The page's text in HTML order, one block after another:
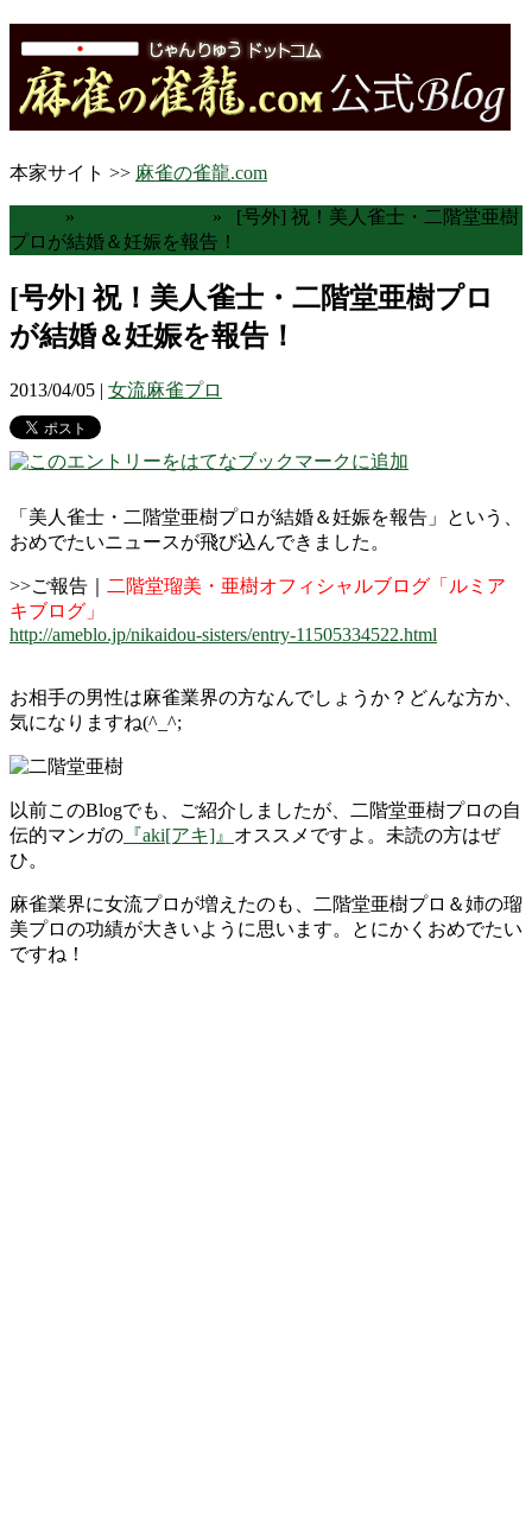
本家サイト >> 麻雀の雀龍.com
»
» [号外] 祝！美人雀士・二階堂亜樹
プロが結婚＆妊娠を報告！
[号外] 祝！美人雀士・二階堂亜樹プロ
が結婚＆妊娠を報告！
2013/04/05 | 女流麻雀プロ
「美人雀士・二階堂亜樹プロが結婚＆妊娠を報告」という、
おめでたいニュースが飛び込んできました。
>>ご報告｜
二階堂瑠美・亜樹オフィシャルブログ「ルミア
キブログ」
http://ameblo.jp/nikaidou-sisters/entry-11505334522.html
お相手の男性は麻雀業界の方なんでしょうか？どんな方か、
気になりますね(^_^;
以前このBlogでも、ご紹介しましたが、二階堂亜樹プロの自
伝的マンガの 『aki[アキ]』 オススメですよ。未読の方はぜ
ひ。
麻雀業界に女流プロが増えたのも、二階堂亜樹プロ＆姉の瑠
美プロの功績が大きいように思います。とにかくおめでたい
ですね！